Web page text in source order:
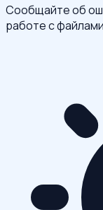
Сообщайте об
работе с